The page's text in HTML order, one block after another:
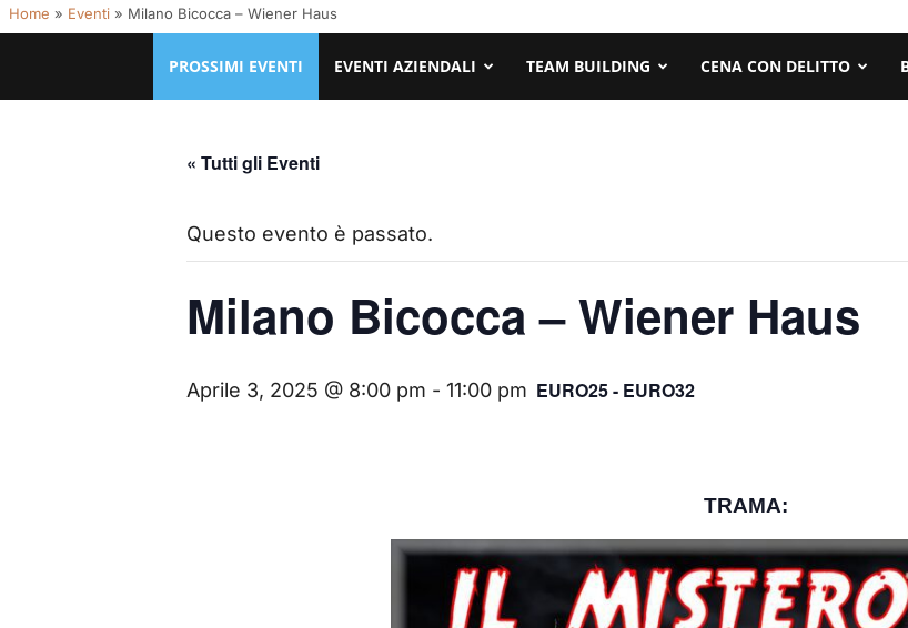
Home » Eventi » Milano Bicocca – Wiener Haus
PROSSIMI EVENTI EVENTI AZIENDALI TEAM BUILDING CENA CON DELITTO
« Tutti gli Eventi
Questo evento è passato.
Milano Bicocca – Wiener Haus
Aprile 3, 2025 @ 8:00 pm - 11:00 pm EURO25 - EURO32
TRAMA: